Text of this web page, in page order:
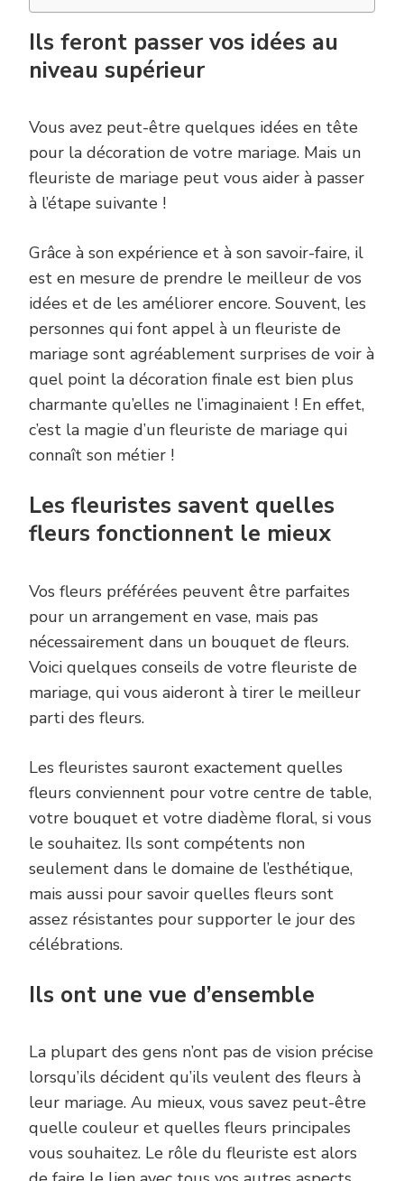
Ils feront passer vos idées au
niveau supérieur
Vous avez peut-être quelques idées en tête
pour la décoration de votre mariage. Mais un
fleuriste de mariage peut vous aider à passer
à l’étape suivante !
Grâce à son expérience et à son savoir-faire, il
est en mesure de prendre le meilleur de vos
idées et de les améliorer encore. Souvent, les
personnes qui font appel à un fleuriste de
mariage sont agréablement surprises de voir à
quel point la décoration finale est bien plus
charmante qu’elles ne l’imaginaient ! En effet,
c’est la magie d’un fleuriste de mariage qui
connaît son métier !
Les fleuristes savent quelles
fleurs fonctionnent le mieux
Vos fleurs préférées peuvent être parfaites
pour un arrangement en vase, mais pas
nécessairement dans un bouquet de fleurs.
Voici quelques conseils de votre fleuriste de
mariage, qui vous aideront à tirer le meilleur
parti des fleurs.
Les fleuristes sauront exactement quelles
fleurs conviennent pour votre centre de table,
votre bouquet et votre diadème floral, si vous
le souhaitez. Ils sont compétents non
seulement dans le domaine de l’esthétique,
mais aussi pour savoir quelles fleurs sont
assez résistantes pour supporter le jour des
célébrations.
Ils ont une vue d’ensemble
La plupart des gens n’ont pas de vision précise
lorsqu’ils décident qu’ils veulent des fleurs à
leur mariage. Au mieux, vous savez peut-être
quelle couleur et quelles fleurs principales
vous souhaitez. Le rôle du fleuriste est alors